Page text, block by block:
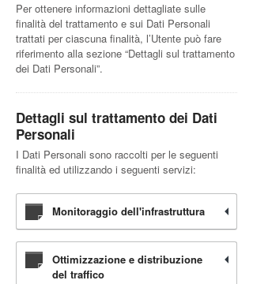
Per ottenere informazioni dettagliate sulle
finalità del trattamento e sui Dati Personali
trattati per ciascuna finalità, l’Utente può fare
riferimento alla sezione “Dettagli sul trattamento
dei Dati Personali”.
Dettagli sul trattamento dei Dati
Personali
I Dati Personali sono raccolti per le seguenti
finalità ed utilizzando i seguenti servizi:
Monitoraggio dell'infrastruttura
Ottimizzazione e distribuzione
del traffico